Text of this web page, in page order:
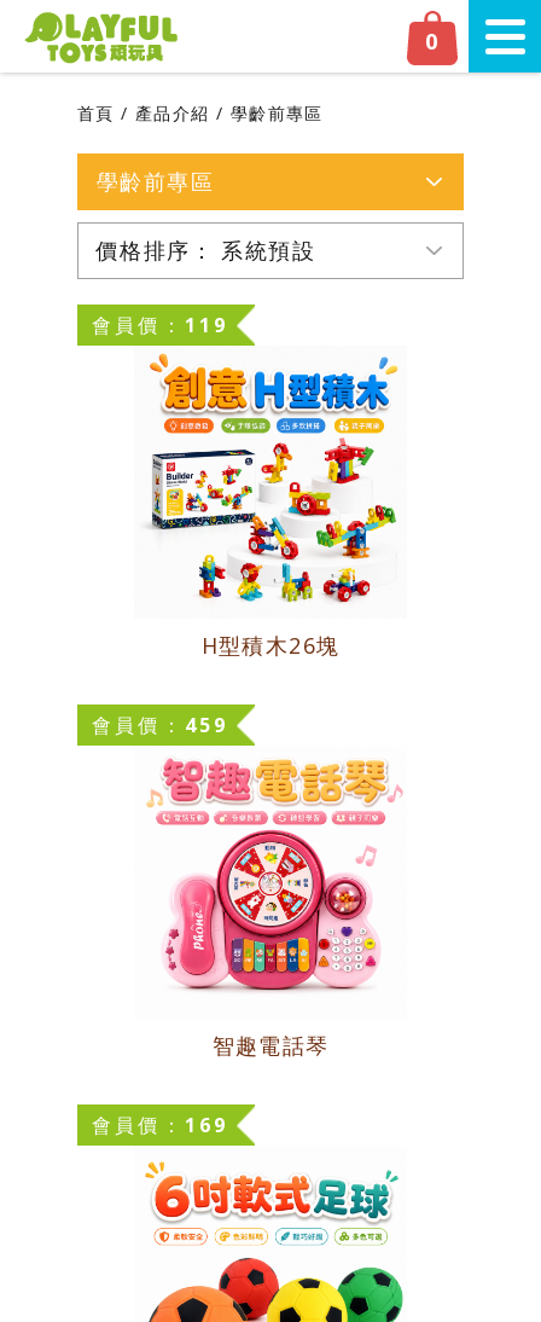
Playful Toys 頑‧玩具
切
0
首頁 產品介紹 學齡前專區
學齡前專區
全部產品
新品上市
磁力片專區
嬰幼兒專區
學齡前專區
商品分類區
價格排序： 系統預設
系統預設
由高至低
由低至高
會員價：119
H型積木26塊
會員價：459
智趣電話琴
會員價：169